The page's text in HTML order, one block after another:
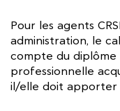
Pour les agents
administration, le
compte du diplôme
professionnelle
il/elle doit apporter